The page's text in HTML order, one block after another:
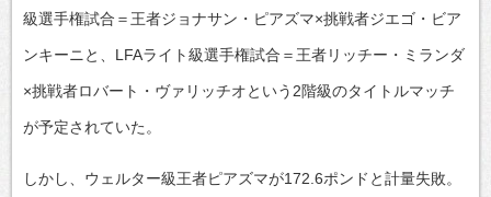
級選手権試合＝王者ジョナサン・ピアズマ×挑戦者ジエゴ・ビア
ンキーニと、LFAライト級選手権試合＝王者リッチー・ミランダ
×挑戦者ロバート・ヴァリッチオという2階級のタイトルマッチ
が予定されていた。
しかし、ウェルター級王者ピアズマが172.6ポンドと計量失敗。